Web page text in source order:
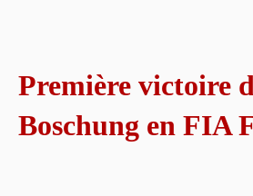
Première victoire
Boschung en FIA